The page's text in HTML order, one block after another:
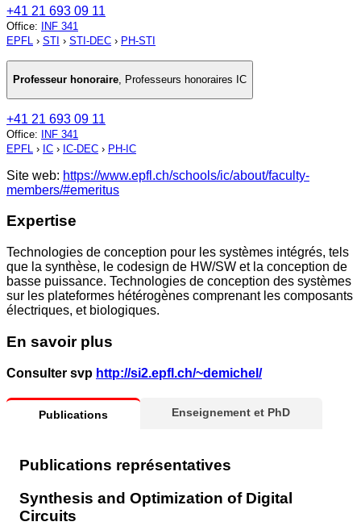
+41 21 693 09 11
Office:
INF 341
EPFL › STI › STI-DEC › PH-STI
Professeur honoraire, Professeurs honoraires IC
+41 21 693 09 11
Office: INF 341
EPFL › IC › IC-DEC › PH-IC
Site web: https://www.epfl.ch/schools/ic/about/faculty-
members/#emeritus
Expertise
Technologies de conception pour les systèmes intégrés, tels
que la synthèse, le codesign de HW/SW et la conception de
basse puissance. Technologies de conception des systèmes
sur les plateformes hétérogènes comprenant les composants
électriques, et biologiques.
En savoir plus
Consulter svp http://si2.epfl.ch/~demichel/
Publications Enseignement et PhD
Publications représentatives
Synthesis and Optimization of Digital
Circuits